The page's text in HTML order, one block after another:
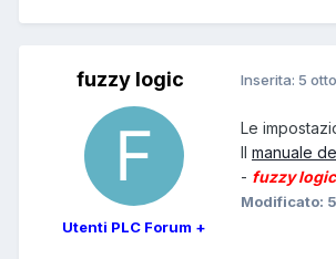
fuzzy logic
Utenti PLC Forum +
Inserita: 5
Le
Il manuale
- fuzzy logic
Modificato: